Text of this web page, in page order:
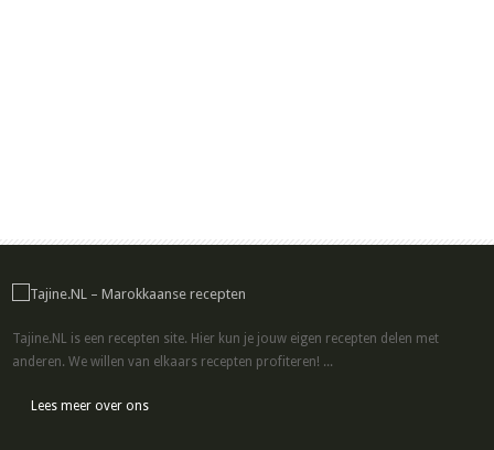
Tajine.NL is een recepten site. Hier kun je jouw eigen recepten delen met
anderen. We willen van elkaars recepten profiteren! ...
Lees meer over ons